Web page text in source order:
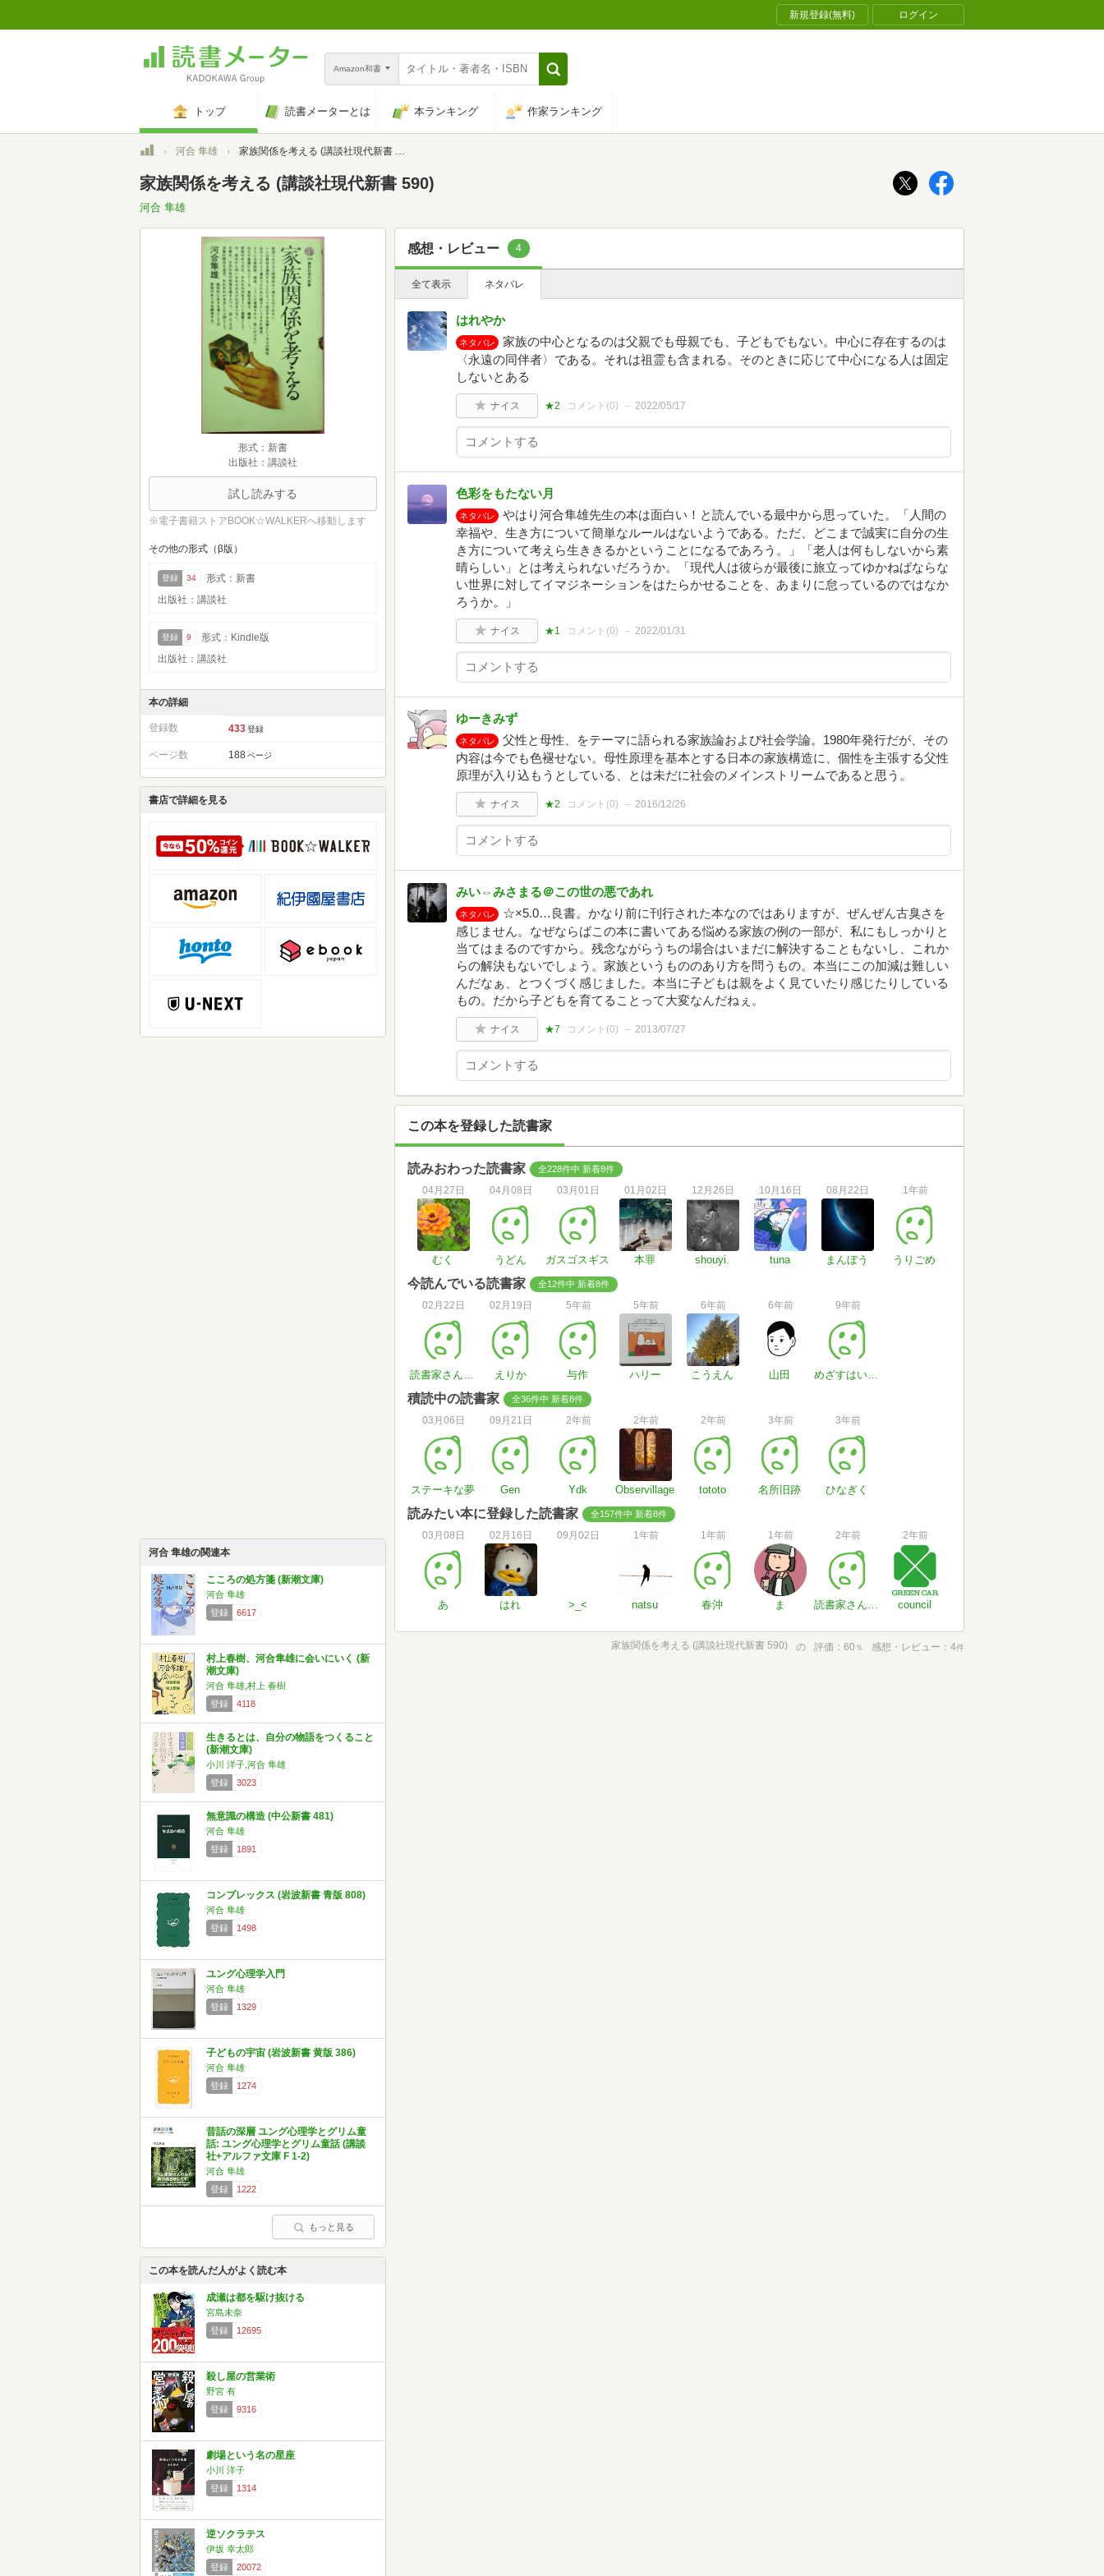
新規登録(無料) ログイン
Amazon和書
トップ 読書メーターとは 本ランキング 作家ランキング
トップ河合 隼雄 家族関係を考える (講談社現代新書 590)
家族関係を考える (講談社現代新書 590)
河合 隼雄
形式：新書
出版社：講談社
試し読みする
※電子書籍ストアBOOK☆WALKERへ移動します
その他の形式（β版）
登録 34
形式：新書
出版社：講談社
登録 9
形式：Kindle版
出版社：講談社
本の詳細
登録数 433 登録
ページ数 188 ページ
書店で詳細を見る
河合 隼雄の関連本
こころの処方箋 (新潮文庫)
河合 隼雄
登録
6617
村上春樹、河合隼雄に会いにいく (新
潮文庫)
河合 隼雄,村上 春樹
登録
4118
生きるとは、自分の物語をつくること
(新潮文庫)
小川 洋子,河合 隼雄
登録
3023
無意識の構造 (中公新書 481)
河合 隼雄
登録
1891
コンプレックス (岩波新書 青版 808)
河合 隼雄
登録
1498
ユング心理学入門
河合 隼雄
登録
1329
子どもの宇宙 (岩波新書 黄版 386)
河合 隼雄
登録
1274
昔話の深層 ユング心理学とグリム童
話: ユング心理学とグリム童話 (講談
社+アルファ文庫 F 1-2)
河合 隼雄
登録
1222
もっと見る
この本を読んだ人がよく読む本
成瀬は都を駆け抜ける
宮島未奈
登録
12695
殺し屋の営業術
野宮 有
登録
9316
劇場という名の星座
小川 洋子
登録
1314
逆ソクラテス
伊坂 幸太郎
登録
20072
感想・レビュー 4
全て表示 ネタバレ
はれやか
ネタバレ
家族の中心となるのは父親でも母親でも、子どもでもない。中心に存在するのは
〈永遠の同伴者〉である。それは祖霊も含まれる。そのときに応じて中心になる人は固定
しないとある
ナイス ★2 コメント(0) 2022/05/17
色彩をもたない月
ネタバレ
やはり河合隼雄先生の本は面白い！と読んでいる最中から思っていた。「人間の
幸福や、生き方について簡単なルールはないようである。ただ、どこまで誠実に自分の生
き方について考えら生ききるかということになるであろう。」「老人は何もしないから素
晴らしい」とは考えられないだろうか。「現代人は彼らが最後に旅立ってゆかねばならな
い世界に対してイマジネーションをはたらかせることを、あまりに怠っているのではなか
ろうか。」
ナイス ★1 コメント(0) 2022/01/31
ゆーきみず
ネタバレ
父性と母性、をテーマに語られる家族論および社会学論。1980年発行だが、その
内容は今でも色褪せない。母性原理を基本とする日本の家族構造に、個性を主張する父性
原理が入り込もうとしている、とは未だに社会のメインストリームであると思う。
ナイス ★2 コメント(0) 2016/12/26
みい⇔みさまる＠この世の悪であれ
ネタバレ
☆×5.0…良書。かなり前に刊行された本なのではありますが、ぜんぜん古臭さを
感じません。なぜならばこの本に書いてある悩める家族の例の一部が、私にもしっかりと
当てはまるのですから。残念ながらうちの場合はいまだに解決することもないし、これか
らの解決もないでしょう。家族というもののあり方を問うもの。本当にこの加減は難しい
んだなぁ、とつくづく感じました。本当に子どもは親をよく見ていたり感じたりしている
もの。だから子どもを育てることって大変なんだねぇ。
ナイス ★7 コメント(0) 2013/07/27
この本を登録した読書家
読みおわった読書家 全228件中 新着8件
04月27日
むく
04月08日
うどん
03月01日
ガスゴスギス
01月02日
本罪
12月26日
shouyi.
10月16日
tuna
08月22日
まんぼう
1年前
うりごめ
今読んでいる読書家 全12件中 新着8件
02月22日
読書家さん#wsYNJC
02月19日
えりか
5年前
与作
5年前
ハリー
6年前
こうえん
6年前
山田
9年前
めざすはいぶし銀
積読中の読書家 全36件中 新着8件
03月06日
ステーキな夢
09月21日
Gen
2年前
Ydk
2年前
Observillage
2年前
tototo
3年前
名所旧跡
3年前
ひなぎく
読みたい本に登録した読書家 全157件中 新着8件
03月08日
あ
02月16日
はれ
09月02日
>_<
1年前
natsu
1年前
春沖
1年前
ま
2年前
読書家さん#sVN2yO
2年前
council
家族関係を考える (講談社現代新書 590) の 評価 60 ％ 感想・レビュー 4件